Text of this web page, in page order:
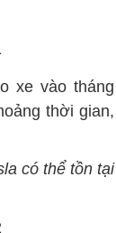
xe vào tháng
thời gian,
có thể tồn tại